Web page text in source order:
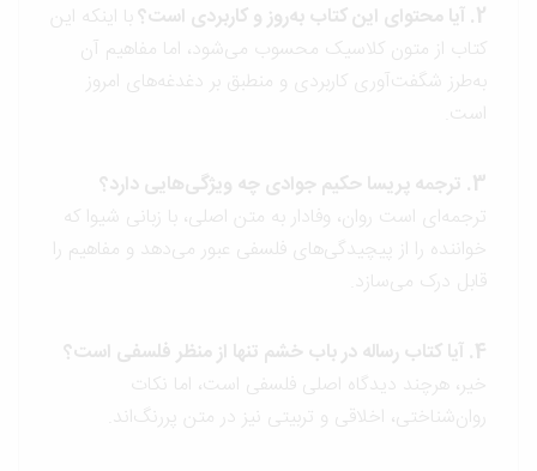
با اینکه این
کتاب از متون کلاسیک محسوب می‌شود، اما مفاهیم آن
به‌طرز شگفت‌آوری کاربردی و منطبق بر دغدغه‌های امروز
ترجمه‌ای است روان، وفادار به متن اصلی، با زبانی شیوا که
خواننده را از پیچیدگی‌های فلسفی عبور می‌دهد و مفاهیم را
قابل درک می‌سازد.
خیر، هرچند دیدگاه اصلی فلسفی است، اما نکات
روان‌شناختی، اخلاقی و تربیتی نیز در متن پررنگ‌اند.